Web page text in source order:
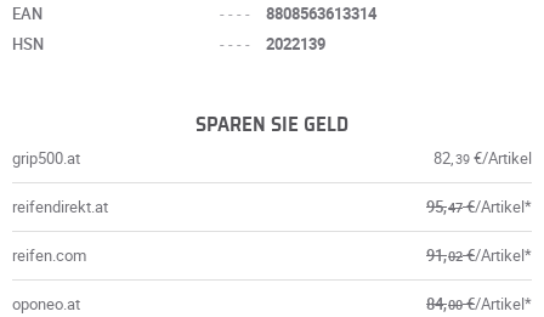
EAN ----
8808563613314
HSN
---- 2022139
SPAREN SIE GELD
grip500.at 82,39 €/Artikel
reifendirekt.at 95,47€/Artikel*
reifen.com 91,02€/Artikel*
oponeo.at 84,00€/Artikel*